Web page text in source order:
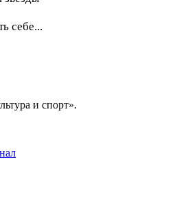
себе...
и спорт».